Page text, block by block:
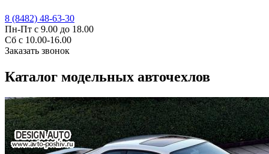
8 (8482) 48-63-30
Пн-Пт с 9.00 до 18.00
Сб с 10.00-16.00
Заказать звонок
Каталог модельных авточехлов